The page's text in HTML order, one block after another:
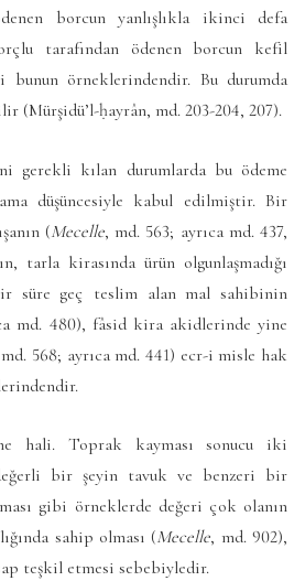
borcun yanlışlıkla ikinci defa
tarafından ödenen borcun kefil
bunun örneklerindendir. Bu durumda
(Mürşidü’l-ḥayrân, md. 203-204, 207).
gerekli kılan durumlarda bu ödeme
düşüncesiyle kabul edilmiştir. Bir
(Mecelle, md. 563; ayrıca md. 437,
tarla kirasında ürün olgunlaşmadığı
süre geç teslim alan mal sahibinin
md. 480), fâsid kira akidlerinde yine
568; ayrıca md. 441) ecr-i misle hak
hali. Toprak kayması sonucu iki
bir şeyin tavuk ve benzeri bir
gibi örneklerde değeri çok olanın
sahip olması (Mecelle, md. 902),
teşkil etmesi sebebiyledir.